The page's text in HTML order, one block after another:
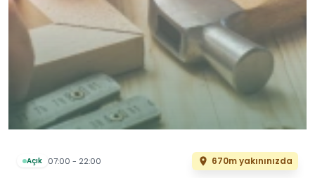
Açık 07:00 - 22:00 670m yakınınızda